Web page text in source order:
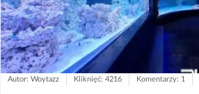
Autor: Woytazz Kliknięć: 4216 Komentarzy: 1